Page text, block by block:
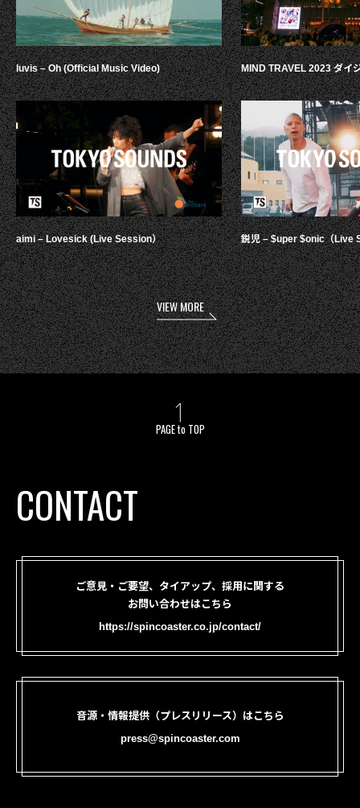
luvis – Oh (Official Music Video)
aimi – Lovesick (Live Session）
MIND TRAVEL 2023 ダイ
鋭児 – $uper $onic（Live
VIEW MORE
PAGE to TOP
CONTACT
ご意見・ご要望、タイアップ、採用に関する
お問い合わせはこちら
https://spincoaster.co.jp/contact/
音源・情報提供（プレスリリース）はこちら
press@spincoaster.com